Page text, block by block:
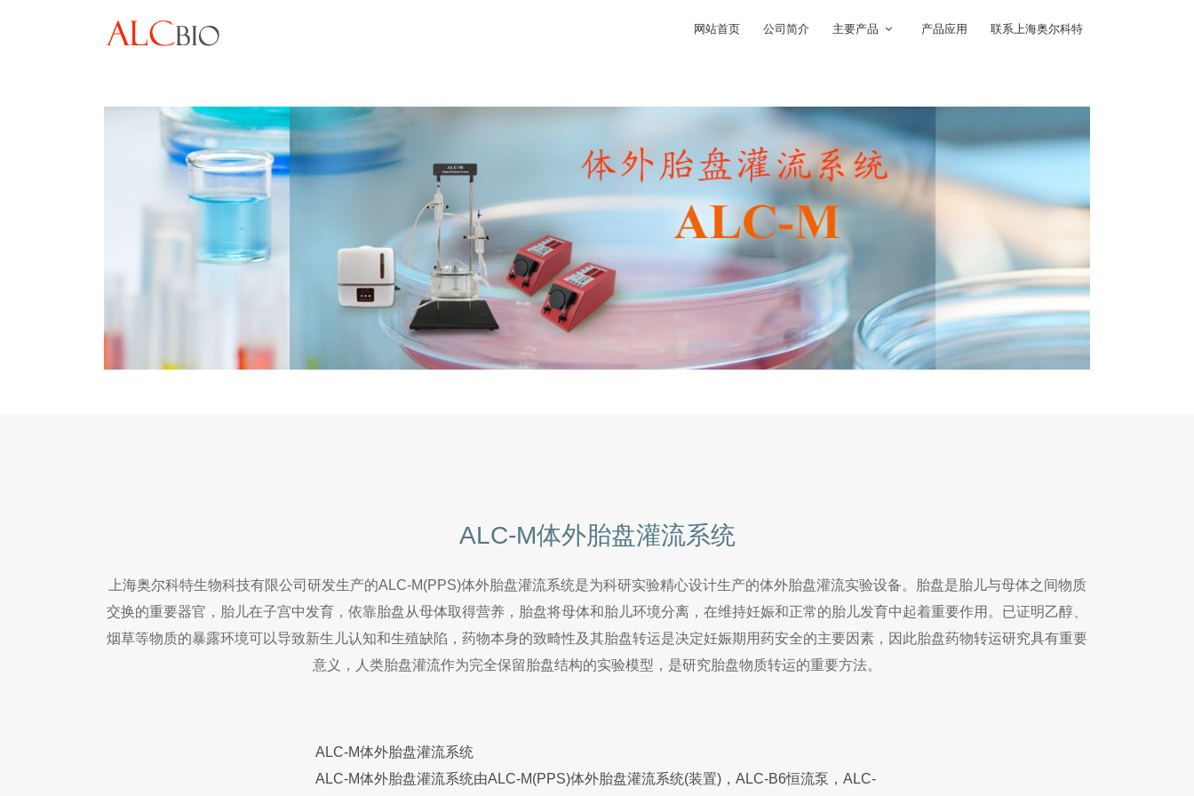
网站首页 公司简介 主要产品 产品应用 联系上海奥尔科特
ALC-M体外胎盘灌流系统
上海奥尔科特生物科技有限公司研发生产的ALC-M(PPS)体外胎盘灌流系统是为科研实验精心设计生产的体外胎盘灌流实验设备。胎盘是胎儿与母体之间物质
交换的重要器官，胎儿在子宫中发育，依靠胎盘从母体取得营养，胎盘将母体和胎儿环境分离，在维持妊娠和正常的胎儿发育中起着重要作用。已证明乙醇、
烟草等物质的暴露环境可以导致新生儿认知和生殖缺陷，药物本身的致畸性及其胎盘转运是决定妊娠期用药安全的主要因素，因此胎盘药物转运研究具有重要
意义，人类胎盘灌流作为完全保留胎盘结构的实验模型，是研究胎盘物质转运的重要方法。
ALC-M体外胎盘灌流系统
ALC-M体外胎盘灌流系统由ALC-M(PPS)体外胎盘灌流系统(装置)，ALC-B6恒流泵，ALC-